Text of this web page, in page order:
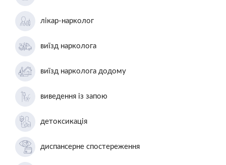
лікар-нарколог
виїзд нарколога
виїзд нарколога додому
виведення із запою
детоксикація
диспансерне спостереження